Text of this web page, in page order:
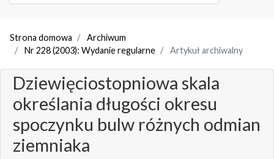
Strona domowa
Archiwum
Nr 228 (2003): Wydanie regularne
Artykuł archiwalny
Dziewięciostopniowa skala
określania długości okresu
spoczynku bulw różnych odmian
ziemniaka